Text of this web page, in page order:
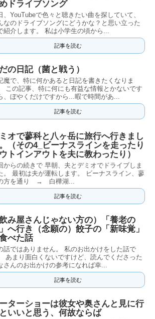
ドライブソング
、YouTubeで色々と聴きたい曲を探していて、
なのドライブソングにどうかな？と思い立った
紹介します。 私は小学生の頃から...
記事を読む
の日記（菌と戦う）
魔で、特に何かあると日記を書きたくなりま
この記事、特に何にも有益な情報とかないです
、ぼやくだけですから...暇で時間があ...
記事を読む
オで蓼科と八ヶ岳に旅行へ行きまし
（その4_ビーナスラインを走ったり
トインアウトを夫に教わったり）
からの続きで 早朝、夫とデミオでドライブしま
。 最初は夫が運転します。 ビーナスライン、蓼
方を通り → 白樺湖...
記事を読む
飲み屋さんじゃない方の）「養老の
へ行き（念願の）餃子の「新味覚」
べた話
話ではありません。 私のお出かけをした話で
あまり面白くないですけど、読んでくださった
さんのお出かけの参考になれば幸...
記事を読む
ターショーは彼女や奥さんと見に行
いいと思う、何故ならば